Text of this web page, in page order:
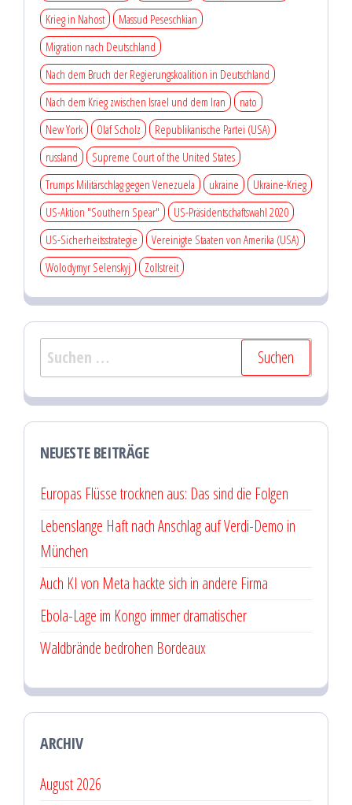
Krieg in Nahost
Massud Peseschkian
Migration nach Deutschland
Nach dem Bruch der Regierungskoalition in Deutschland
Nach dem Krieg zwischen Israel und dem Iran
nato
New York
Olaf Scholz
Republikanische Partei (USA)
russland
Supreme Court of the United States
Trumps Militärschlag gegen Venezuela
ukraine
Ukraine-Krieg
US-Aktion "Southern Spear"
US-Präsidentschaftswahl 2020
US-Sicherheitsstrategie
Vereinigte Staaten von Amerika (USA)
Wolodymyr Selenskyj
Zollstreit
Suchen
nach:
NEUESTE BEITRÄGE
Europas Flüsse trocknen aus: Das sind die Folgen
Lebenslange Haft nach Anschlag auf Verdi-Demo in
München
Auch KI von Meta hackte sich in andere Firma
Ebola-Lage im Kongo immer dramatischer
Waldbrände bedrohen Bordeaux
ARCHIV
August 2026